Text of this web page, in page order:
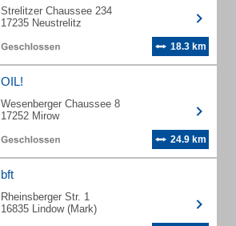
Strelitzer Chaussee 234
17235 Neustrelitz
18.3 km
OIL!
Wesenberger Chaussee 8
17252 Mirow
24.9 km
bft
Rheinsberger Str. 1
16835 Lindow (Mark)